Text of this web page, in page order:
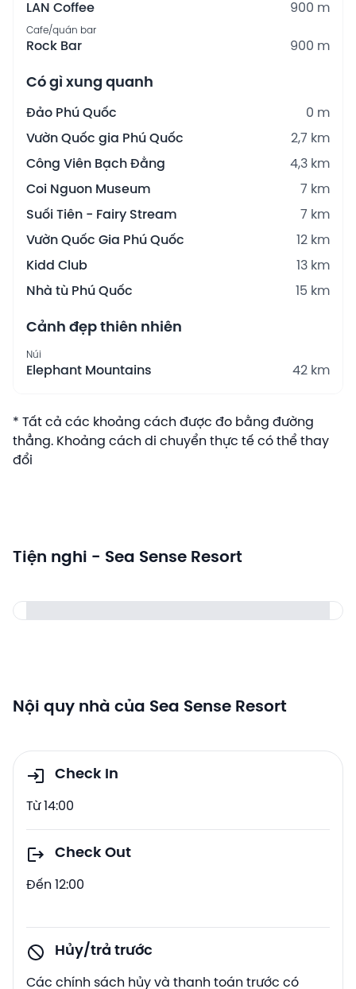
LAN Coffee 900 m
Cafe/quán bar
Rock Bar 900 m
Có gì xung quanh
Đảo Phú Quốc
0 m
Vườn Quốc gia Phú Quốc
2,7 km
Công Viên Bạch Đằng
4,3 km
Coi Nguon Museum
7 km
Suối Tiên - Fairy Stream
7 km
Vườn Quốc Gia Phú Quốc
12 km
Kidd Club
13 km
Nhà tù Phú Quốc
15 km
Cảnh đẹp thiên nhiên
Núi
Elephant Mountains 42 km
* Tất cả các khoảng cách được đo bằng đường
thẳng. Khoảng cách di chuyển thực tế có thể thay
đổi
Tiện nghi - Sea Sense Resort
Nội quy nhà của Sea Sense Resort
Check In
Từ 14:00
Check Out
Đến 12:00
Hủy/trả trước
Các chính sách hủy và thanh toán trước có